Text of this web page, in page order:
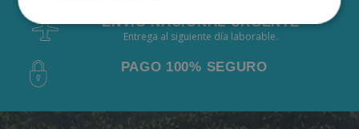
ENVÍO NACIONAL URGENTE
Entrega al siguiente día laborable.
PAGO 100% SEGURO
Estrictamente
necesarias
Rendimiento